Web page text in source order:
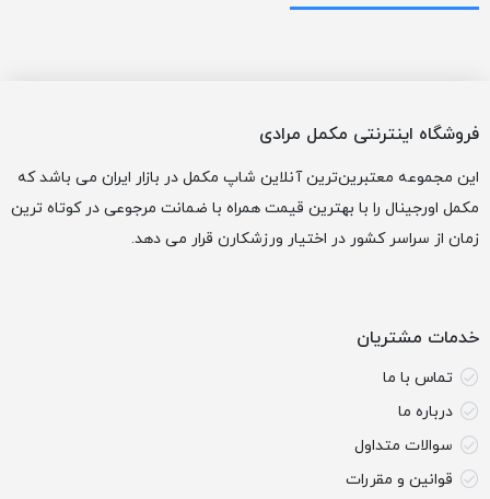
فروشگاه اینترنتی مکمل مرادی
این مجموعه معتبرین‌ترین آنلاین شاپ مکمل در بازار ایران می باشد که
مکمل اورجینال را با بهترین قیمت همراه با ضمانت مرجوعی در کوتاه ترین
زمان از سراسر کشور در اختیار ورزشکارن قرار می دهد.
خدمات مشتریان
تماس با ما
درباره ما
سوالات متداول
قوانین و مقررات